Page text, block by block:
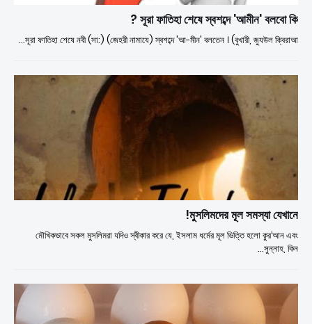
সূরা ফাতিহা শেষে স্বশব্দে 'আমীন' বলবো কি ?
সূরা ফাতিহা শেষে নবী (সা:) (জেহরী নামাযে) স্বশব্দে 'আ-মীন' বলতেন । (বুখারী, জুযউল ক্বিরাআ…
মুসলিমদের মূল সমস্যা যেখানে!
মৌখিকভাবে সকল মুসলিমরা যদিও স্বীকার করে যে, ইসলাম ধর্মের মূল ভিত্তি হলো ক়ুর’আন এবং
সুন্নাহ, কিন…